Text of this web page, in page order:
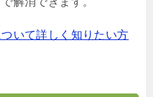
いて詳しく知りたい方